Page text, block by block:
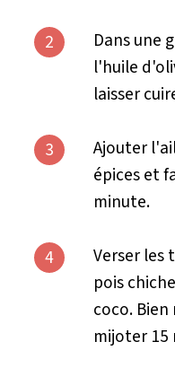
2
Dans une
l'huile
laisser
3
Ajouter
épices et
minute.
4
Verser les
pois
coco.
mijoter 15